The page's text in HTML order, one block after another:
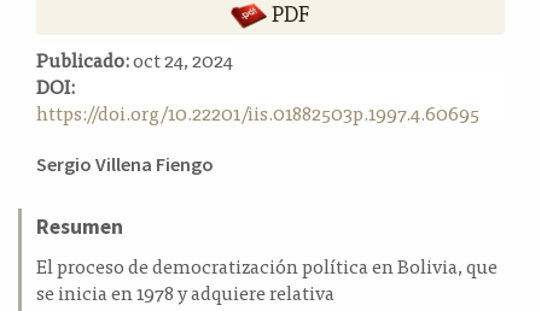
a
t
e
a
PDF
Publicado:oct 24, 2024
DOI:
https://doi.org/10.22201/iis.01882503p.1997.4.60695
Contenido
del
artículo
Sergio Villena Fiengo
Resumen
El proceso de democratización política en Bolivia, que
se inicia en 1978 y adquiere relativa